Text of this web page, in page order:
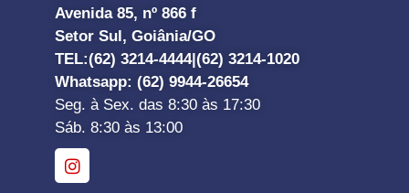
Avenida 85, nº 866 f
Setor Sul, Goiânia/GO
TEL:(62) 3214-4444|(62) 3214-1020
Whatsapp: (62) 9944-26654
Seg. à Sex. das 8:30 às 17:30
Sáb. 8:30 às 13:00